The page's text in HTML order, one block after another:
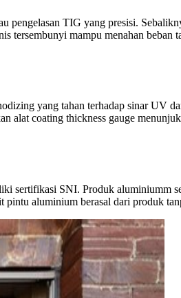
pengelasan TIG yang presisi.
tersembunyi mampu menahan
yang tahan terhadap sinar UV
alat coating thickness gauge
sertifikasi SNI. Produk
aluminium berasal dari produk